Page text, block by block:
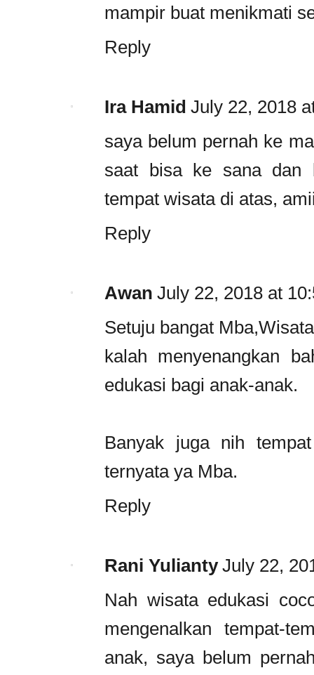
mampir buat menikmati
Reply
Ira Hamid July 22, 2018
saya belum pernah ke
saat bisa ke sana dan
tempat wisata di atas,
Reply
Awan July 22, 2018 at
Setuju bangat
kalah menyenangkan
edukasi bagi anak-anak.
Banyak juga nih
ternyata ya Mba.
Reply
Rani Yulianty July 22,
Nah wisata edukasi
mengenalkan tempat-
anak, saya belum